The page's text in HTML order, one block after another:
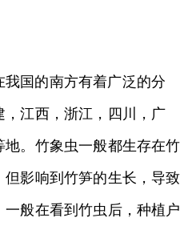
国的南方有着广泛的分
江西，浙江，四川，广
。竹象虫一般都生存在竹
影响到竹笋的生长，导致
般在看到竹虫后，种植户